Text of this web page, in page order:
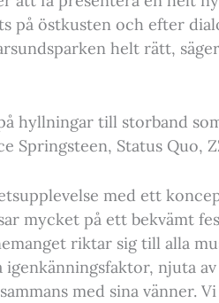
på östkusten och efter
helt rätt,
hyllningar till storband
Springsteen, Status Quo,
med ett
mycket på ett bekvämt
riktar sig till alla
igenkänningsfaktor, njuta
med sina vänner.